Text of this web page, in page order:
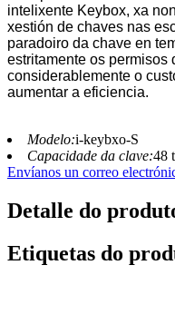
intelixente Keybox, xa
xestión de chaves nas
paradoiro da chave en
estritamente os permisos
considerablemente o
aumentar a eficiencia.
Modelo:i-keybxo-S
Capacidade da clave:48
Envíanos un correo
Detalle do
Etiquetas do